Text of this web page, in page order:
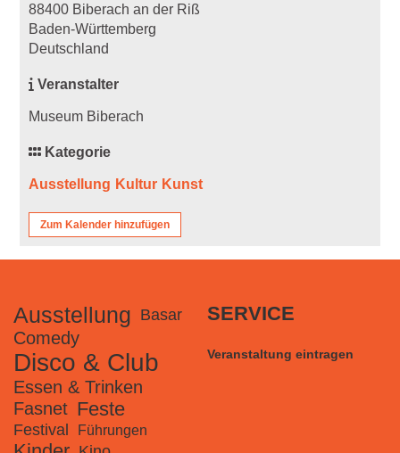
88400 Biberach an der Riß
Baden-Württemberg
Deutschland
Veranstalter
Museum Biberach
Kategorie
Ausstellung Kultur Kunst
Zum Kalender hinzufügen
Ausstellung Basar
Comedy
Disco & Club
Essen & Trinken
Fasnet Feste
Festival Führungen
SERVICE
Veranstaltung eintragen